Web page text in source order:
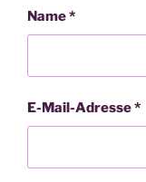
Name*
E-Mail-Adresse*